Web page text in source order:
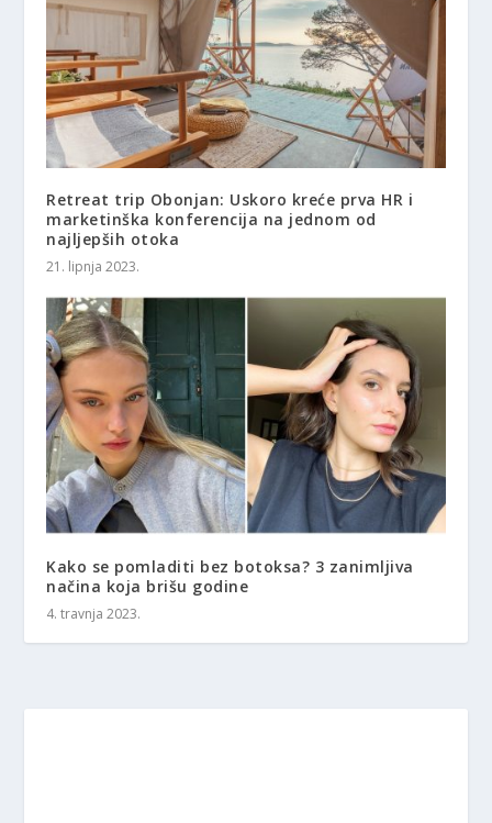
Retreat trip Obonjan: Uskoro kreće prva HR i
marketinška konferencija na jednom od
najljepših otoka
21. lipnja 2023.
Kako se pomladiti bez botoksa? 3 zanimljiva
načina koja brišu godine
4. travnja 2023.